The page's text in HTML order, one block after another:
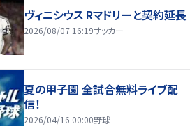
ヴィニシウス Rマドリーと契約延長
2026/08/07 16:19サッカー
夏の甲子園 全試合無料ライブ配
信！
2026/04/16 00:00野球